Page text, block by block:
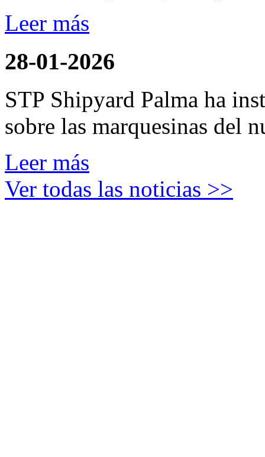
Leer más
28-01-2026
STP Shipyard Palma ha
sobre las marquesinas del
Leer más
Ver todas las noticias >>